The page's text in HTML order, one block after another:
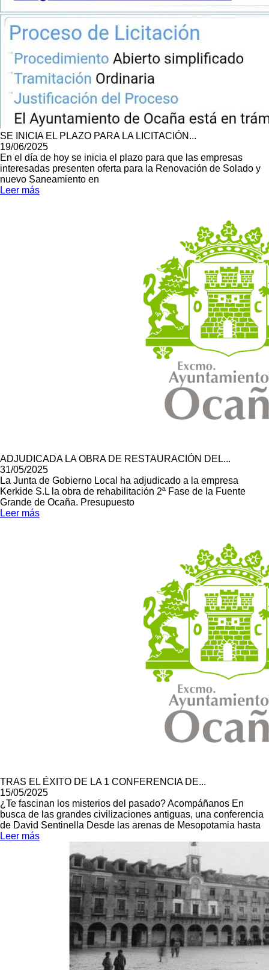
SE INICIA EL PLAZO PARA LA LICITACIÓN...
19/06/2025
En el día de hoy se inicia el plazo para que las empresas
interesadas presenten oferta para la Renovación de Solado y
nuevo Saneamiento en
Leer más
ADJUDICADA LA OBRA DE RESTAURACIÓN DEL...
31/05/2025
La Junta de Gobierno Local ha adjudicado a la empresa
Kerkide S.L la obra de rehabilitación 2ª Fase de la Fuente
Grande de Ocaña. Presupuesto
Leer más
TRAS EL ÉXITO DE LA 1 CONFERENCIA DE...
15/05/2025
¿Te fascinan los misterios del pasado? Acompáñanos En
busca de las grandes civilizaciones antiguas, una conferencia
de David Sentinella Desde las arenas de Mesopotamia hasta
Leer más